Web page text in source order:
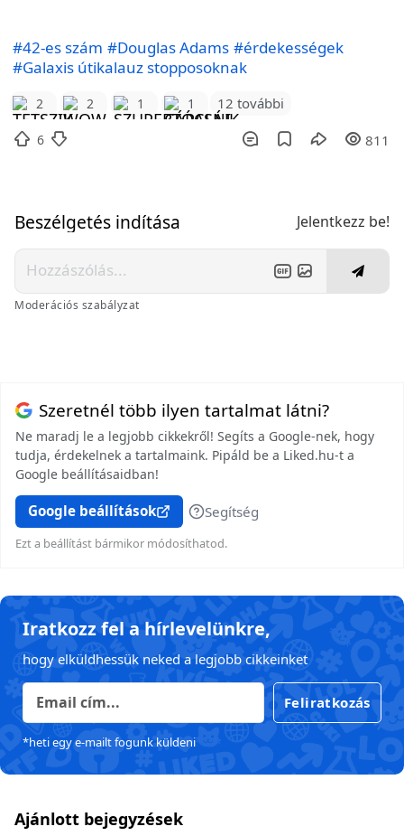
#42-es szám #Douglas Adams #érdekességek
#Galaxis útikalauz stopposoknak
2 2 1 1 12 további
6 811
Beszélgetés indítása Jelentkezz be!
Moderációs szabályzat
Szeretnél több ilyen tartalmat látni?
Ne maradj le a legjobb cikkekről! Segíts a Google-nek, hogy
tudja, érdekelnek a tartalmaink. Pipáld be a Liked.hu-t a
Google beállításaidban!
Google beállítások Segítség
Ezt a beállítást bármikor módosíthatod.
Iratkozz fel a hírlevelünkre,
hogy elküldhessük neked a legjobb cikkeinket
Feliratkozás
*heti egy e-mailt fogunk küldeni
Ajánlott bejegyzések